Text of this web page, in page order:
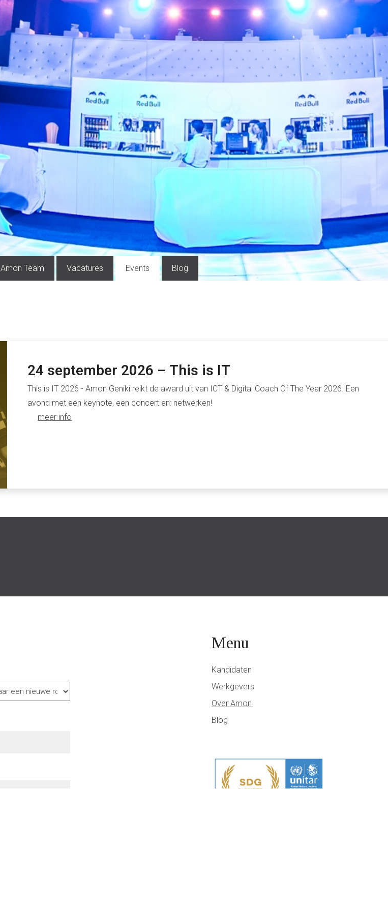
Amon Team Vacatures Events Blog
24 september 2026 – This is IT
This is IT 2026 - Amon Geniki reikt de award uit van ICT & Digital Coach Of The Year 2026. Een
avond met een keynote, een concert en: netwerken!
meer info
Menu
Kandidaten
Werkgevers
Over Amon
Blog